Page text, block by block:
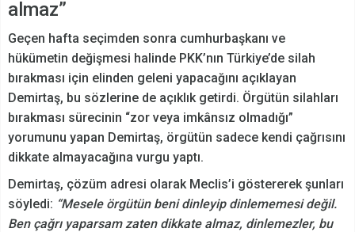
almaz”
Geçen hafta seçimden sonra cumhurbaşkanı ve
hükümetin değişmesi halinde PKK’nın Türkiye’de silah
bırakması için elinden geleni yapacağını açıklayan
Demirtaş, bu sözlerine de açıklık getirdi. Örgütün silahları
bırakması sürecinin “zor veya imkânsız olmadığı”
yorumunu yapan Demirtaş, örgütün sadece kendi çağrısını
dikkate almayacağına vurgu yaptı.
Demirtaş, çözüm adresi olarak Meclis’i göstererek şunları
söyledi: “Mesele örgütün beni dinleyip dinlememesi değil.
Ben çağrı yaparsam zaten dikkate almaz, dinlemezler, bu